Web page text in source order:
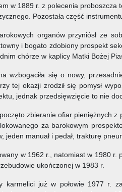
w 1889 r. z polecenia
Pozostała część
organów przyniósł ze
i bogato zdobiony prospekt
chórze w kaplicy Matki Bożej
wzbogaciła się o nowy,
tej okazji zrodził się pomysł
jednak przedsięwzięcie to nie
zbieranie ofiar pieniężnych z
za barokowym
jeden manuał i pedał, trakturę
w 1962 r., natomiast w 1980 r.
ukończonej w 1983 r.
karmelici już w połowie 1977 r.